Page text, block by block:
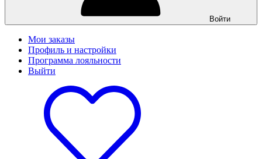
Войти
Мои заказы
Профиль и настройки
Программа лояльности
Выйти